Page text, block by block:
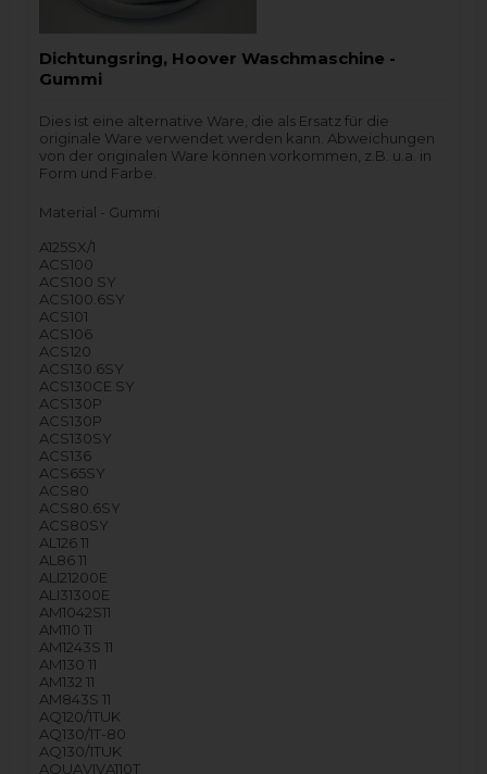
Dichtungsring, Hoover Waschmaschine -
Gummi
Dies ist eine alternative Ware, die als Ersatz für die
originale Ware verwendet werden kann. Abweichungen
von der originalen Ware können vorkommen, z.B. u.a. in
Form und Farbe.
Material - Gummi
A125SX/1
ACS100
ACS100 SY
ACS100.6SY
ACS101
ACS106
ACS120
ACS130.6SY
ACS130CE SY
ACS130P
ACS130P
ACS130SY
ACS136
ACS65SY
ACS80
ACS80.6SY
ACS80SY
AL126 11
AL86 11
ALI21200E
ALI31300E
AM1042S11
AM110 11
AM1243S 11
AM130 11
AM132 11
AM843S 11
AQ120/1TUK
AQ130/1T-80
AQ130/1TUK
AQUAVIVA110T